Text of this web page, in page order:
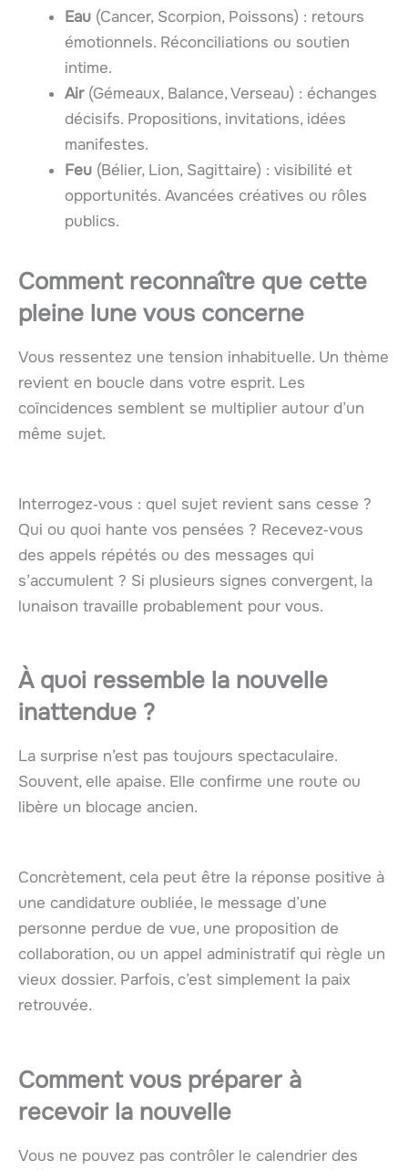
Eau (Cancer, Scorpion, Poissons) : retours
émotionnels. Réconciliations ou soutien
intime.
Air(Gémeaux, Balance, Verseau) : échanges
décisifs. Propositions, invitations, idées
manifestes.
Feu (Bélier, Lion, Sagittaire) : visibilité et
opportunités. Avancées créatives ou rôles
publics.
Comment reconnaître que cette
pleine lune vous concerne
Vous ressentez une tension inhabituelle. Un thème
revient en boucle dans votre esprit. Les
coïncidences semblent se multiplier autour d’un
même sujet.
Interrogez‑vous : quel sujet revient sans cesse ?
Qui ou quoi hante vos pensées ? Recevez‑vous
des appels répétés ou des messages qui
s’accumulent ? Si plusieurs signes convergent, la
lunaison travaille probablement pour vous.
À quoi ressemble la nouvelle
inattendue ?
La surprise n’est pas toujours spectaculaire.
Souvent, elle apaise. Elle confirme une route ou
libère un blocage ancien.
Concrètement, cela peut être la réponse positive à
une candidature oubliée, le message d’une
personne perdue de vue, une proposition de
collaboration, ou un appel administratif qui règle un
vieux dossier. Parfois, c’est simplement la paix
retrouvée.
Comment vous préparer à
recevoir la nouvelle
Vous ne pouvez pas contrôler le calendrier des